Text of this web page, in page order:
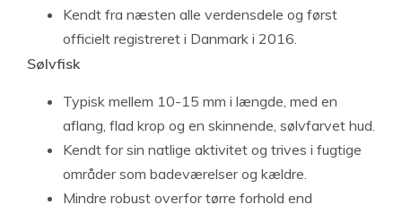
Kendt fra næsten alle verdensdele og først
officielt registreret i Danmark i 2016.
Sølvfisk
Typisk mellem 10-15 mm i længde, med en
aflang, flad krop og en skinnende, sølvfarvet hud.
Kendt for sin natlige aktivitet og trives i fugtige
områder som badeværelser og kældre.
Mindre robust overfor tørre forhold end